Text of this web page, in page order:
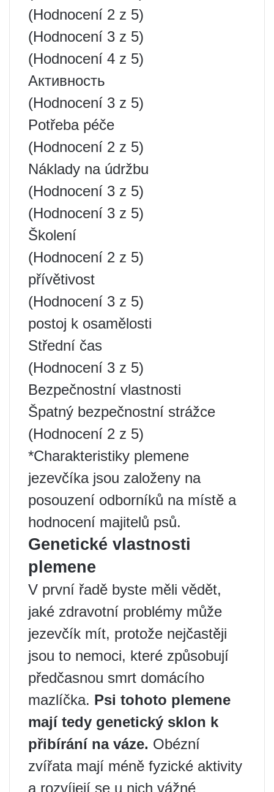
(Hodnocení 2 z 5)
(Hodnocení 3 z 5)
(Hodnocení 4 z 5)
Активность
(Hodnocení 3 z 5)
Potřeba péče
(Hodnocení 2 z 5)
Náklady na údržbu
(Hodnocení 3 z 5)
(Hodnocení 3 z 5)
Školení
(Hodnocení 2 z 5)
přívětivost
(Hodnocení 3 z 5)
postoj k osamělosti
Střední čas
(Hodnocení 3 z 5)
Bezpečnostní vlastnosti
Špatný bezpečnostní strážce
(Hodnocení 2 z 5)
*Charakteristiky plemene
jezevčíka jsou založeny na
posouzení odborníků na místě a
hodnocení majitelů psů.
Genetické vlastnosti
plemene
V první řadě byste měli vědět,
jaké zdravotní problémy může
jezevčík mít, protože nejčastěji
jsou to nemoci, které způsobují
předčasnou smrt domácího
mazlíčka. Psi tohoto plemene
mají tedy genetický sklon k
přibírání na váze. Obézní
zvířata mají méně fyzické aktivity
a rozvíjejí se u nich vážné